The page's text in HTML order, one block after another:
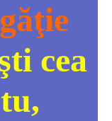
cea
tu,